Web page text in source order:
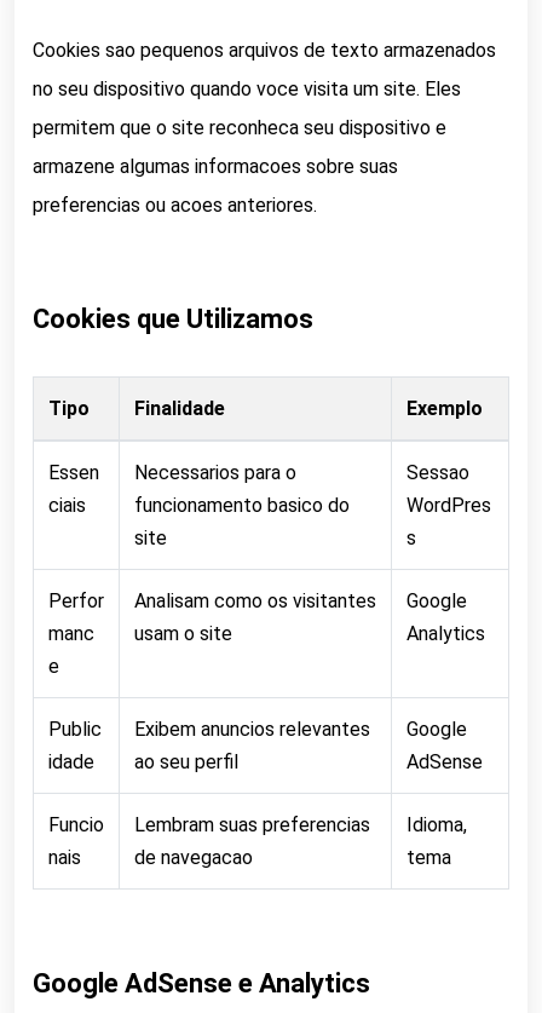
Cookies sao pequenos arquivos de texto armazenados
no seu dispositivo quando voce visita um site. Eles
permitem que o site reconheca seu dispositivo e
armazene algumas informacoes sobre suas
preferencias ou acoes anteriores.
Cookies que Utilizamos
Tipo Finalidade Exemplo
Essen
ciais
Necessarios para o
funcionamento basico do
site
Sessao
WordPres
s
Perfor
manc
e
Analisam como os visitantes
usam o site
Google
Analytics
Public
idade
Exibem anuncios relevantes
ao seu perfil
Google
AdSense
Funcio
nais
Lembram suas preferencias
de navegacao
Idioma,
tema
Google AdSense e Analytics